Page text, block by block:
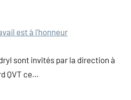
est à l'honneur
sont invités par la direction à
QVT ce…